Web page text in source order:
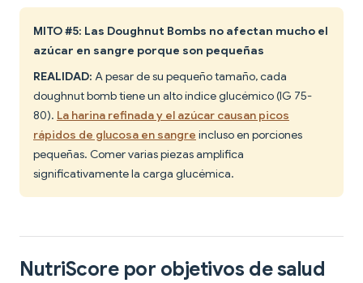
MITO #5: Las Doughnut Bombs no afectan mucho el
azúcar en sangre porque son pequeñas
REALIDAD: A pesar de su pequeño tamaño, cada
doughnut bomb tiene un alto índice glucémico (IG 75-
80). La harina refinada y el azúcar causan picos
rápidos de glucosa en sangre incluso en porciones
pequeñas. Comer varias piezas amplifica
significativamente la carga glucémica.
NutriScore por objetivos de salud